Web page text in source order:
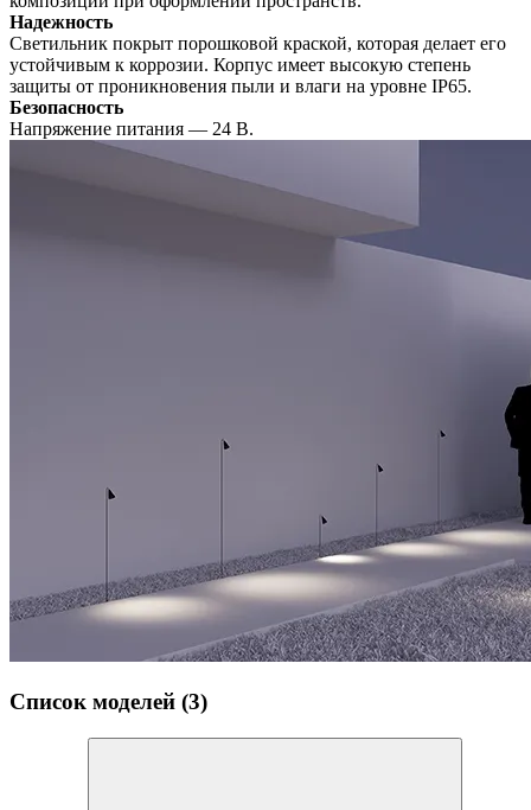
Надежность
Светильник покрыт порошковой краской, которая делает его
устойчивым к коррозии. Корпус имеет высокую степень
защиты от проникновения пыли и влаги на уровне IP65.
Безопасность
Напряжение питания — 24 В.
Список моделей (3)